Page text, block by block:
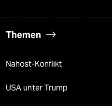
Themen
Nahost-Konflikt
USA unter Trump